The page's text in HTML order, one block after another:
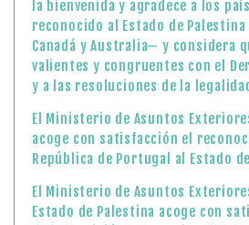
la bienvenida y agradece a los
reconocido al Estado de
Canadá y Australia— y considera
valientes y congruentes con el
y a las resoluciones de la
El Ministerio de Asuntos
acoge con satisfacción el
República de Portugal al Estado
El Ministerio de Asuntos
Estado de Palestina acoge con